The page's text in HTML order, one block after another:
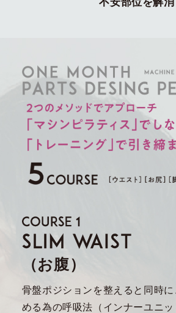
（お腹）
骨盤ポジションを整えると同時
める為の呼吸法（インナーユニ